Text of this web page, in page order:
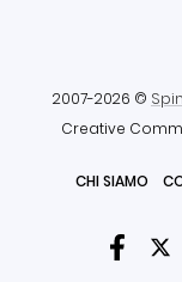
2007-2026 ©
Creative
CHI SIAMO